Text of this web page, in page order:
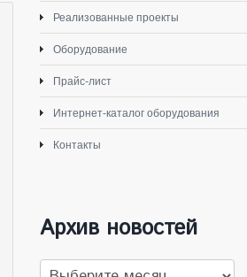
Реализованные проекты
Оборудование
Прайс-лист
Интернет-каталог оборудования
Контакты
Архив новостей
Архив